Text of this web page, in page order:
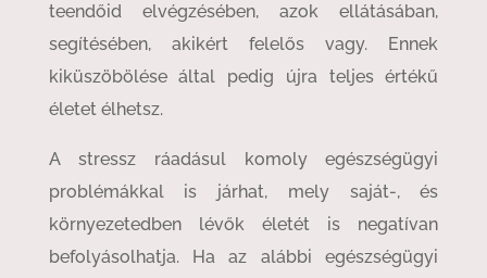
teendőid elvégzésében, azok ellátásában,
segítésében, akikért felelős vagy. Ennek
kiküszöbölése által pedig újra teljes értékű
életet élhetsz.
A stressz ráadásul komoly egészségügyi
problémákkal is járhat, mely saját-, és
környezetedben lévők életét is negatívan
befolyásolhatja. Ha az alábbi egészségügyi